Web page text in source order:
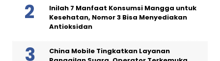
Inilah 7 Manfaat Konsumsi Mangga untuk
Kesehatan, Nomor 3 Bisa Menyediakan
Antioksidan
China Mobile Tingkatkan Layanan